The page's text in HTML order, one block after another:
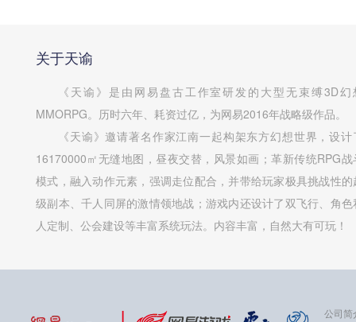
关于天谕
《天谕》是由网易盘古工作室研发的大型无束缚3D幻
MMORPG。历时六年、耗资过亿，为网易2016年战略级作品。
《天谕》邀请著名作家江南一起构架东方幻想世界，设计
16170000㎡无缝地图，昼夜交替，风景如画；革新传统RPG战
模式，融入动作元素，强调走位配合，并带给玩家极具挑战性的
级副本、千人同屏的激情领地战；游戏内还设计了双飞行、角色
人定制、公会建设等丰富系统玩法。内容丰富，自然大有可玩！
公司简